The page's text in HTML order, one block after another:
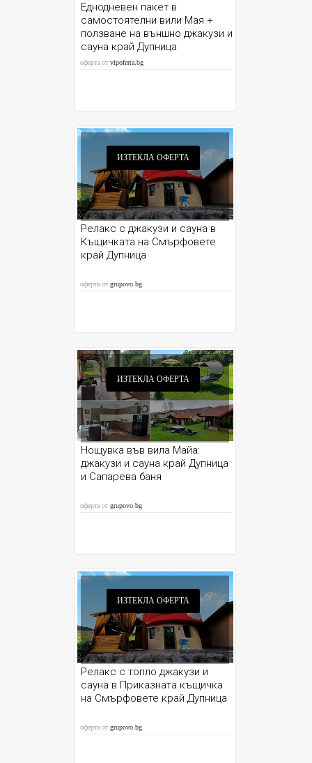
Еднодневен пакет в
самостоятелни вили Мая +
ползване на външно джакузи и
сауна край Дупница
оферта отvipoferta.bg
ИЗТЕКЛА ОФЕРТА
Релакс с джакузи и сауна в
Къщичката на Смърфовете
край Дупница
оферта отgrupovo.bg
ИЗТЕКЛА ОФЕРТА
Нощувка във вила Майа:
джакузи и сауна край Дупница
и Сапарева баня
оферта отgrupovo.bg
ИЗТЕКЛА ОФЕРТА
Релакс с топло джакузи и
сауна в Приказната къщичка
на Смърфовете край Дупница
оферта отgrupovo.bg